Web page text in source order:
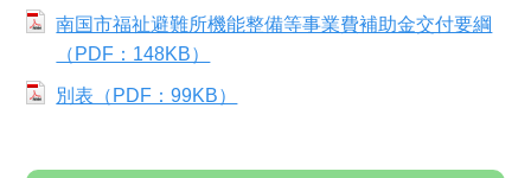
南国市福祉避難所機能整備等事業費補助金交付要綱
（PDF：148KB）
別表（PDF：99KB）